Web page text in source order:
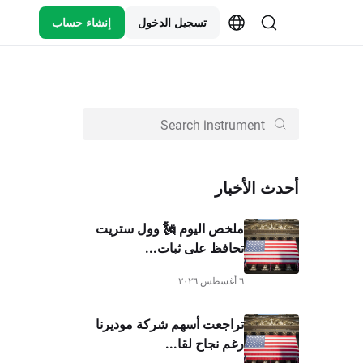
تسجيل الدخول إنشاء حساب
أحدث الأخبار
ملخص اليوم 🗽 وول ستريت
تحافظ على ثبات...
٦ أغسطس ٢٠٢٦
تراجعت أسهم شركة موديرنا
رغم نجاح لقا...